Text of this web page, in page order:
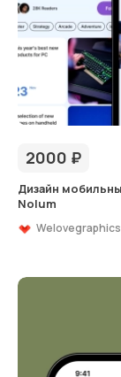
2000 ₽
Дизайн
Nolum
Welovegraphics